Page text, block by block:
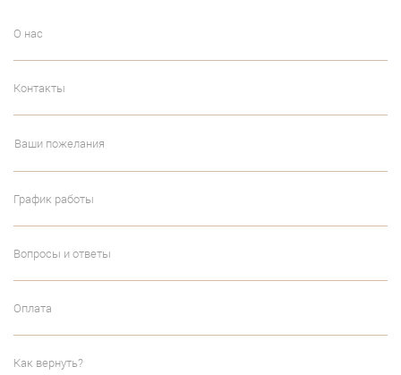
О нас
Контакты
Ваши пожелания
График работы
Вопросы и ответы
Оплата
Как вернуть?